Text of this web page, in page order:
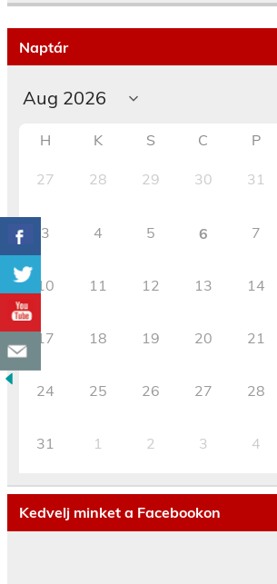
Naptár
H K S C P
27 28 29 30 31
3 4 5 6 7
10 11 12 13 14
17 18 19 20 21
24 25 26 27 28
31 1 2 3 4
Kedvelj minket a Facebookon